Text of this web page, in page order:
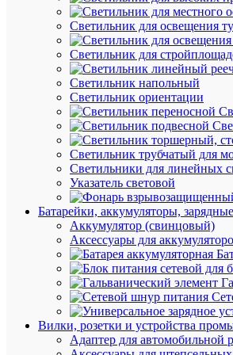
Светильник для освещения
Светильник для
Светильник напольный
Светильник ориентации
Светильник трубчатый для
Светильники для линейных
Указатель световой
Батарейки, аккумуляторы,
Аккумулятор (свинцовый)
Аксессуары для
Вилки, розетки и устройства
Адаптер для автомобильной